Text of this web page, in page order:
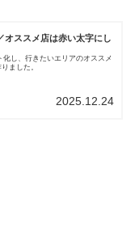
オススメ店は赤い太字にし
し、行きたいエリアのオススメ
ました。
2025.12.24